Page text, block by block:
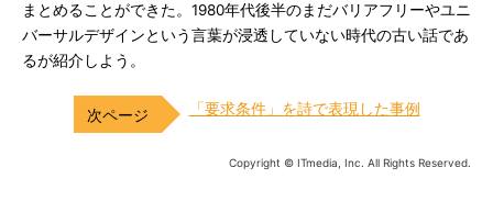
まとめることができた。1980年代後半のまだバリアフリーやユニ
バーサルデザインという言葉が浸透していない時代の古い話であ
るが紹介しよう。
「要求条件」を詩で表現した事例
Copyright © ITmedia, Inc. All Rights Reserved.